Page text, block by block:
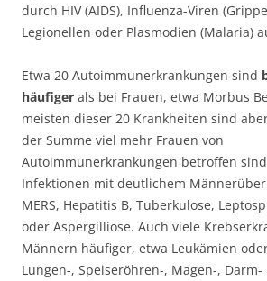
durch HIV (AIDS), Influenza-Viren
Legionellen oder Plasmodien (Malaria)
Etwa 20 Autoimmunerkrankungen sind
häufiger als bei Frauen, etwa Morbus
meisten dieser 20 Krankheiten sind
der Summe viel mehr Frauen von
Autoimmunerkrankungen betroffen
Infektionen mit deutlichem
MERS, Hepatitis B, Tuberkulose,
oder Aspergilliose. Auch viele
Männern häufiger, etwa Leukämien
Lungen-, Speiseröhren-, Magen-,